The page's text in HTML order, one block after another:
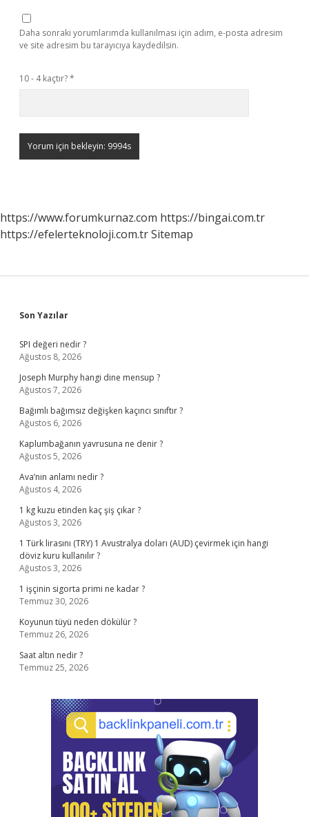
Daha sonraki yorumlarımda kullanılması için adım, e-posta adresim
ve site adresim bu tarayıcıya kaydedilsin.
10 - 4 kaçtır?*
https://www.forumkurnaz.com https://bingai.com.tr
https://efelerteknoloji.com.trSitemap
Sidebar
Son Yazılar
SPI değeri nedir ?
Ağustos 8, 2026
Joseph Murphy hangi dine mensup ?
Ağustos 7, 2026
Bağımlı bağımsız değişken kaçıncı sınıftır ?
Ağustos 6, 2026
Kaplumbağanın yavrusuna ne denir ?
Ağustos 5, 2026
Ava’nın anlamı nedir ?
Ağustos 4, 2026
1 kg kuzu etinden kaç şiş çıkar ?
Ağustos 3, 2026
1 Türk lirasını (TRY) 1 Avustralya doları (AUD) çevirmek için hangi
döviz kuru kullanılır ?
Ağustos 3, 2026
1 işçinin sigorta primi ne kadar ?
Temmuz 30, 2026
Koyunun tüyü neden dökülür ?
Temmuz 26, 2026
Saat altın nedir ?
Temmuz 25, 2026